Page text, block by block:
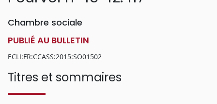
Chambre sociale
PUBLIÉ AU BULLETIN
ECLI:FR:CCASS:2015:SO01502
Titres et sommaires